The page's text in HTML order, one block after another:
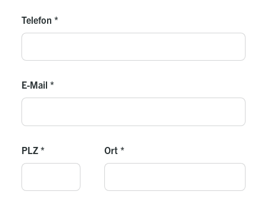
Telefon *
E-Mail *
PLZ * Ort *